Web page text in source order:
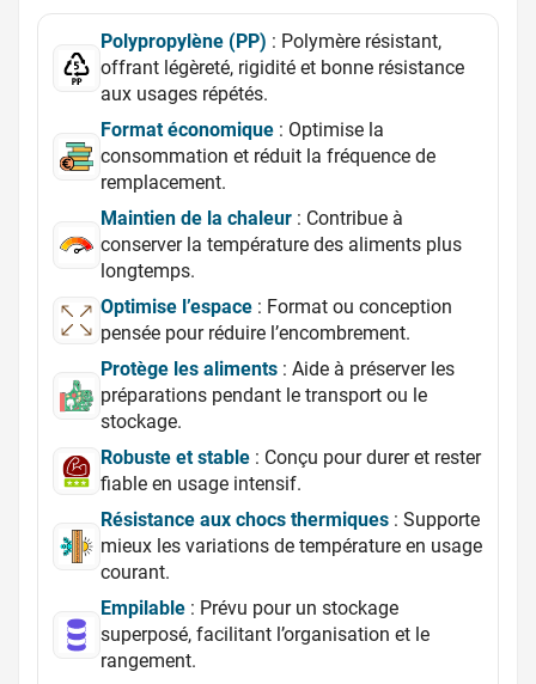
Polypropylène (PP) : Polymère résistant,
offrant légèreté, rigidité et bonne résistance
aux usages répétés.
Format économique : Optimise la
consommation et réduit la fréquence de
remplacement.
Maintien de la chaleur : Contribue à
conserver la température des aliments plus
longtemps.
Optimise l’espace : Format ou conception
pensée pour réduire l’encombrement.
Protège les aliments : Aide à préserver les
préparations pendant le transport ou le
stockage.
Robuste et stable : Conçu pour durer et rester
fiable en usage intensif.
Résistance aux chocs thermiques : Supporte
mieux les variations de température en usage
courant.
Empilable : Prévu pour un stockage
superposé, facilitant l’organisation et le
rangement.